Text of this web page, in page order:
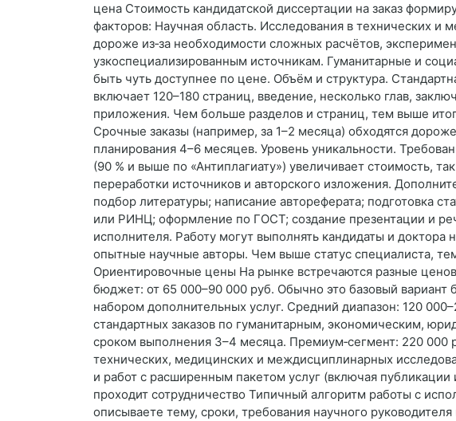
цена Стоимость кандидатской диссертации на заказ
факторов: Научная область. Исследования в технических и
дороже из‑за необходимости сложных расчётов,
узкоспециализированным источникам. Гуманитарные и
быть чуть доступнее по цене. Объём и структура.
включает 120–180 страниц, введение, несколько глав,
приложения. Чем больше разделов и страниц, тем выше
Срочные заказы (например, за 1–2 месяца) обходятся
планирования 4–6 месяцев. Уровень уникальности.
(90 % и выше по «Антиплагиату») увеличивает стоимость,
переработки источников и авторского изложения.
подбор литературы; написание автореферата; подготовка
или РИНЦ; оформление по ГОСТ; создание презентации и
исполнителя. Работу могут выполнять кандидаты и доктора
опытные научные авторы. Чем выше статус специалиста,
Ориентировочные цены На рынке встречаются разные
бюджет: от 65 000–90 000 руб. Обычно это базовый вариант
набором дополнительных услуг. Средний диапазон: 120
стандартных заказов по гуманитарным, экономическим,
сроком выполнения 3–4 месяца. Премиум‑сегмент: 220 000
технических, медицинских и междисциплинарных
и работ с расширенным пакетом услуг (включая
проходит сотрудничество Типичный алгоритм работы с
описываете тему, сроки, требования научного